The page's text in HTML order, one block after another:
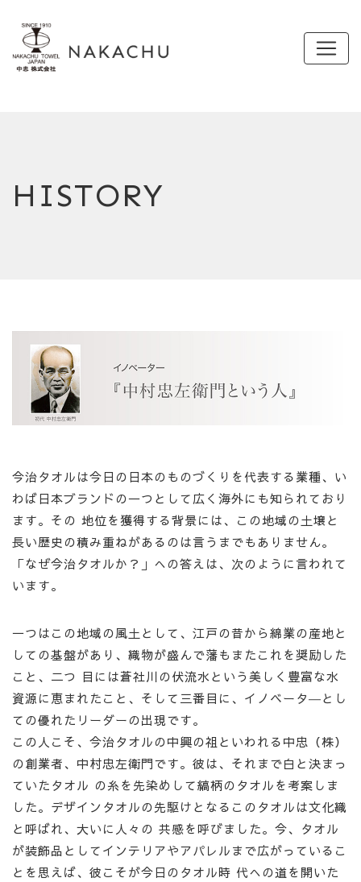
HISTORY
今治タオルは今日の日本のものづくりを代表する業種、い
わば日本ブランドの一つとして広く海外にも知られており
ます。その 地位を獲得する背景には、この地域の土壌と
長い歴史の積み重ねがあるのは言うまでもありません。
「なぜ今治タオルか？」への答えは、次のように言われて
います。
一つはこの地域の風土として、江戸の昔から綿業の産地と
しての基盤があり、織物が盛んで藩もまたこれを奨励した
こと、二つ 目には蒼社川の伏流水という美しく豊富な水
資源に恵まれたこと、そして三番目に、イノベータ―とし
ての優れたリーダーの出現です。
この人こそ、今治タオルの中興の祖といわれる中忠（株）
の創業者、中村忠左衛門です。彼は、それまで白と決まっ
ていたタオル の糸を先染めして縞柄のタオルを考案しま
した。デザインタオルの先駆けとなるこのタオルは文化織
と呼ばれ、大いに人々の 共感を呼びました。今、タオル
が装飾品としてインテリアやアパレルまで広がっているこ
とを思えば、彼こそが今日のタオル時 代への道を開いた